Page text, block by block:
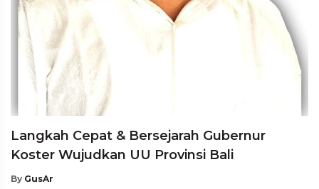
Langkah Cepat & Bersejarah Gubernur
Koster Wujudkan UU Provinsi Bali
By GusAr